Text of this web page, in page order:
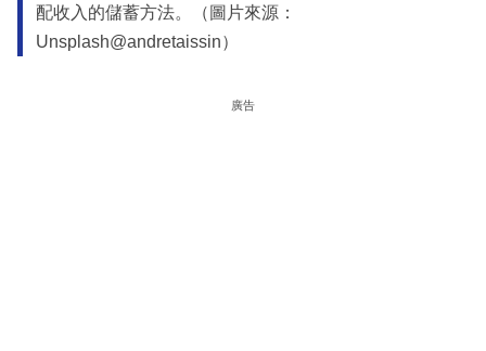
配收入的儲蓄方法。（圖片來源：
Unsplash@andretaissin）
廣告